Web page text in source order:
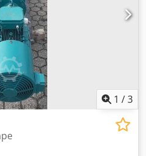
1 /3